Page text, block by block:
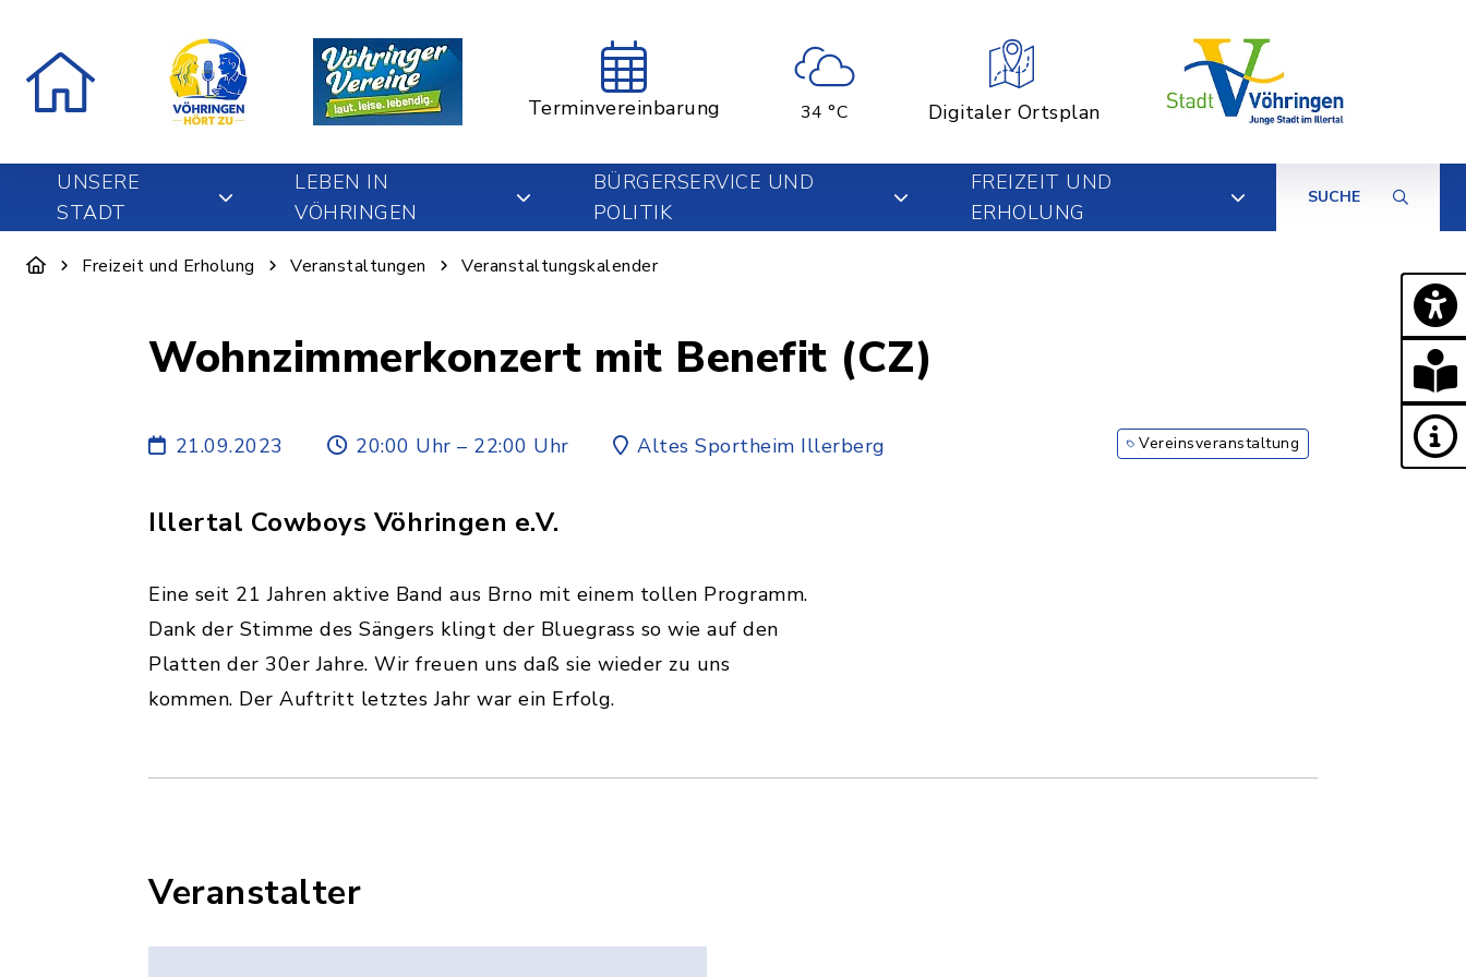
Terminvereinbarung 34 °C Digitaler Ortsplan
UNSERE
STADT
LEBEN IN
VÖHRINGEN
BÜRGERSERVICE UND
POLITIK
FREIZEIT UND
ERHOLUNG
SUCHE
Freizeit und Erholung Veranstaltungen Veranstaltungskalender
Wohnzimmerkonzert mit Benefit (CZ)
21.09.2023 20:00 Uhr – 22:00 Uhr Altes Sportheim Illerberg Vereinsveranstaltung
Illertal Cowboys Vöhringen e.V.
Eine seit 21 Jahren aktive Band aus Brno mit einem tollen Programm.
Dank der Stimme des Sängers klingt der Bluegrass so wie auf den
Platten der 30er Jahre. Wir freuen uns daß sie wieder zu uns
kommen. Der Auftritt letztes Jahr war ein Erfolg.
Veranstalter